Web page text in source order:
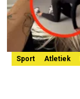
Sport Atletiek